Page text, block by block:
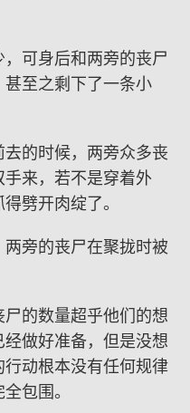
可身后和两旁的丧尸
至之剩下了一条小
的时候，两旁众多丧
来，若不是穿着外
劈开肉绽了。
旁的丧尸在聚拢时被
的数量超乎他们的想
做好准备，但是没想
动根本没有任何规律
包围。